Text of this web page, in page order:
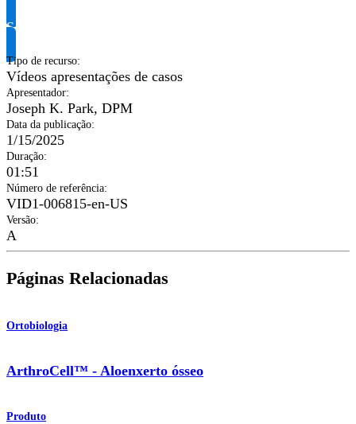
Solicite informação do produto
Tipo de recurso:
Vídeos apresentações de casos
Apresentador:
Joseph K. Park, DPM
Data da publicação:
1/15/2025
Duração:
01:51
Número de referência:
VID1-006815-en-US
Versão:
A
Páginas Relacionadas
Ortobiologia
ArthroCell™ - Aloenxerto ósseo
Produto